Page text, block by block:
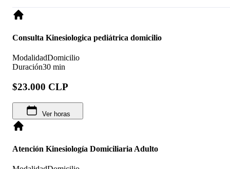
Consulta Kinesiologica pediátrica domicilio
ModalidadDomicilio
Duración30 min
$23.000 CLP
Ver horas
Atención Kinesiología Domiciliaria Adulto